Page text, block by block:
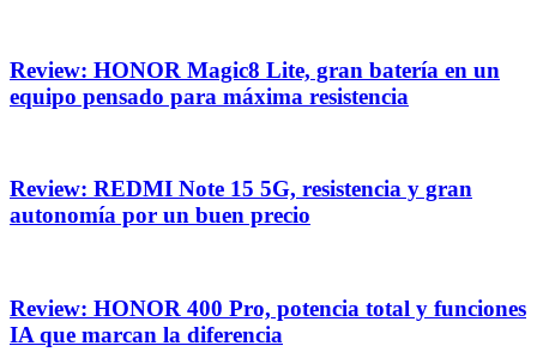
Review: HONOR Magic8 Lite, gran batería en un
equipo pensado para máxima resistencia
Review: REDMI Note 15 5G, resistencia y gran
autonomía por un buen precio
Review: HONOR 400 Pro, potencia total y funciones
IA que marcan la diferencia